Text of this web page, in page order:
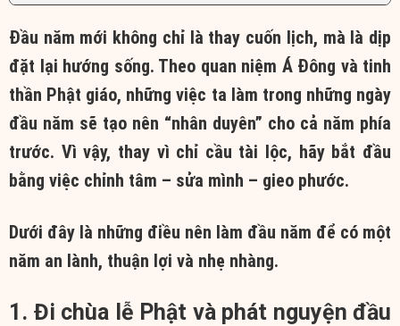
Đầu năm mới không chỉ là thay cuốn lịch, mà là dịp
đặt lại hướng sống. Theo quan niệm Á Đông và tinh
thần Phật giáo, những việc ta làm trong những ngày
đầu năm sẽ tạo nên “nhân duyên” cho cả năm phía
trước. Vì vậy, thay vì chỉ cầu tài lộc, hãy bắt đầu
bằng việc chỉnh tâm – sửa mình – gieo phước.
Dưới đây là những điều nên làm đầu năm để có một
năm an lành, thuận lợi và nhẹ nhàng.
1. Đi chùa lễ Phật và phát nguyện đầu